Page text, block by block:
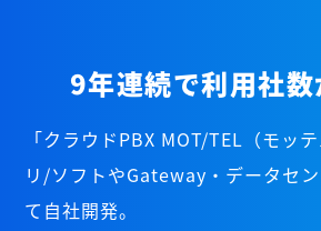
9年連続で利用社
「クラウドPBX MOT/TEL（モッ
リ/ソフトやGateway・データセ
て自社開発。